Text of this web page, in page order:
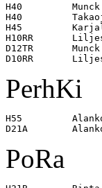
H40
H40
H45
H10RR
D12TR
PerhKi
H55
PoRa